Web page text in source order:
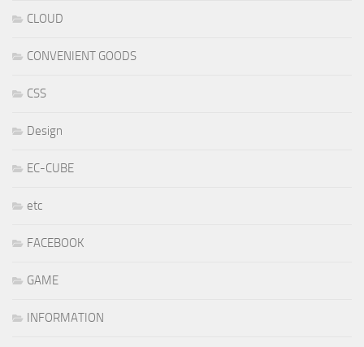
CLOUD
CONVENIENT GOODS
CSS
Design
EC-CUBE
etc
FACEBOOK
GAME
INFORMATION